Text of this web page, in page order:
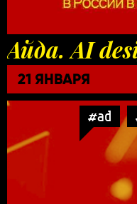
Айда. AI
21 ЯНВАРЯ
#ad